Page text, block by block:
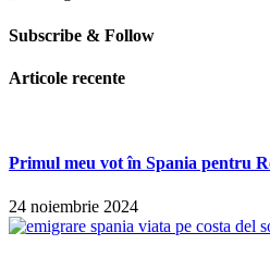
Subscribe & Follow
Articole recente
Primul meu vot în Spania pentru
24 noiembrie 2024